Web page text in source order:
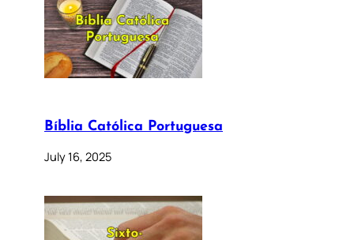
Bíblia Católica Portuguesa
July 16, 2025